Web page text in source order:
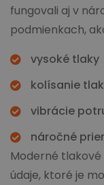
fungovali aj v
podmienkach,
vysoké tlaky
kolísanie
vibrácie
náročné
Moderné
údaje, ktoré je